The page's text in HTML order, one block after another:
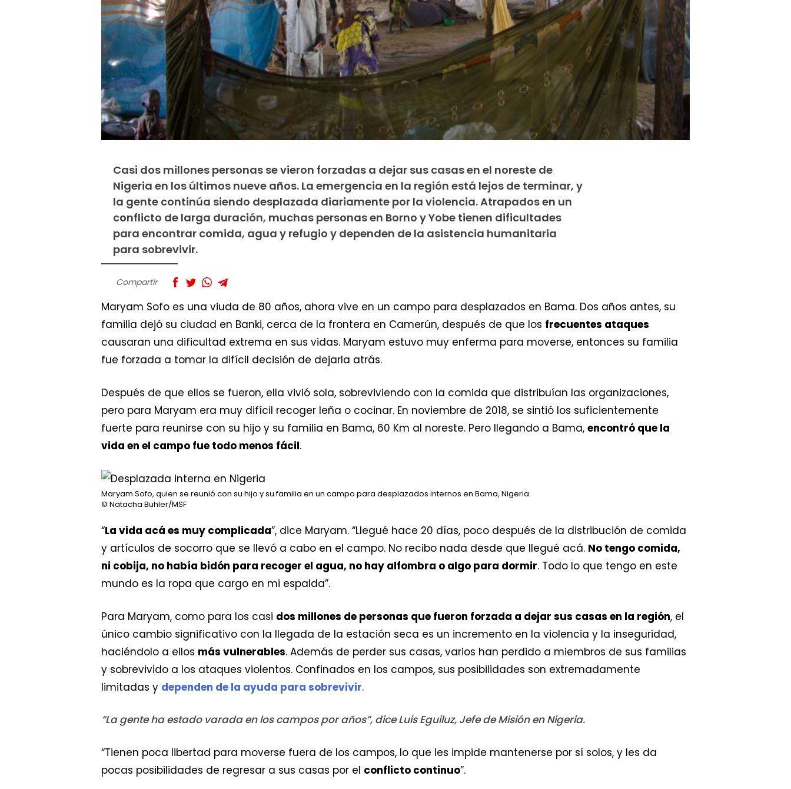
Casi dos millones personas se vieron forzadas a dejar sus casas en el noreste de
Nigeria en los últimos nueve años. La emergencia en la región está lejos de terminar, y
la gente continúa siendo desplazada diariamente por la violencia. Atrapados en un
conflicto de larga duración, muchas personas en Borno y Yobe tienen dificultades
para encontrar comida, agua y refugio y dependen de la asistencia humanitaria
para sobrevivir.
Compartir
Maryam Sofo es una viuda de 80 años, ahora vive en un campo para desplazados en Bama. Dos años antes, su
familia dejó su ciudad en Banki, cerca de la frontera en Camerún, después de que los frecuentes ataques
causaran una dificultad extrema en sus vidas. Maryam estuvo muy enferma para moverse, entonces su familia
fue forzada a tomar la difícil decisión de dejarla atrás.
Después de que ellos se fueron, ella vivió sola, sobreviviendo con la comida que distribuían las organizaciones,
pero para Maryam era muy difícil recoger leña o cocinar. En noviembre de 2018, se sintió los suficientemente
fuerte para reunirse con su hijo y su familia en Bama, 60 Km al noreste. Pero llegando a Bama, encontró que la
vida en el campo fue todo menos fácil.
Maryam Sofo, quien se reunió con su hijo y su familia en un campo para desplazados internos en Bama, Nigeria.
© Natacha Buhler/MSF
“La vida acá es muy complicada”, dice Maryam. “Llegué hace 20 días, poco después de la distribución de comida
y artículos de socorro que se llevó a cabo en el campo. No recibo nada desde que llegué acá. No tengo comida,
ni cobija, no había bidón para recoger el agua, no hay alfombra o algo para dormir. Todo lo que tengo en este
mundo es la ropa que cargo en mi espalda”.
Para Maryam, como para los casi dos millones de personas que fueron forzada a dejar sus casas en la región, el
único cambio significativo con la llegada de la estación seca es un incremento en la violencia y la inseguridad,
haciéndolo a ellos más vulnerables. Además de perder sus casas, varios han perdido a miembros de sus familias
y sobrevivido a los ataques violentos. Confinados en los campos, sus posibilidades son extremadamente
limitadas y dependen de la ayuda para sobrevivir.
“La gente ha estado varada en los campos por años”, dice Luis Eguiluz, Jefe de Misión en Nigeria.
“Tienen poca libertad para moverse fuera de los campos, lo que les impide mantenerse por sí solos, y les da
pocas posibilidades de regresar a sus casas por el conflicto continuo”.